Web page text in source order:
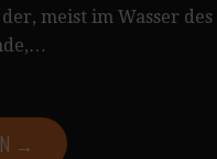
meist im Wasser des
→